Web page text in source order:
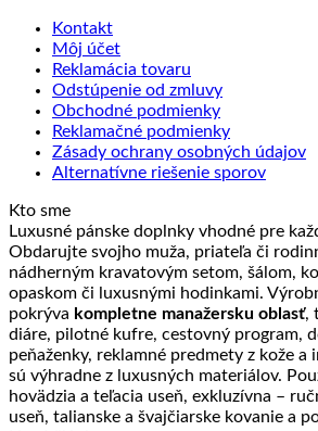
Kontakt
Môj účet
Reklamácia tovaru
Odstúpenie od zmluvy
Obchodné podmienky
Reklamačné podmienky
Zásady ochrany osobných údajov
Alternatívne riešenie sporov
Kto sme
Luxusné pánske doplnky vhodné pre
Obdarujte svojho muža, priateľa či
nádherným kravatovým setom, šálom,
opaskom či luxusnými hodinkami.
pokrýva kompletne manažersku oblasť,
diáre, pilotné kufre, cestovný program,
peňaženky, reklamné predmety z kože a
sú výhradne z luxusných materiálov.
hovädzia a teľacia useň, exkluzívna –
useň, talianske a švajčiarske kovanie a